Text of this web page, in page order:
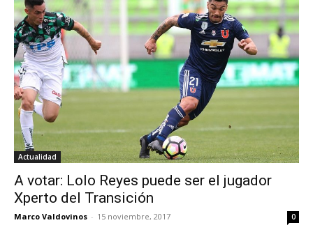
Actualidad
A votar: Lolo Reyes puede ser el jugador
Xperto del Transición
Marco Valdovinos - 15 noviembre, 2017 0